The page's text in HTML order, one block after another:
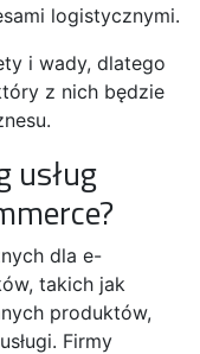
logistycznymi.
i wady, dlatego
z nich będzie
usług
dla e-
takich jak
produktów,
Firmy